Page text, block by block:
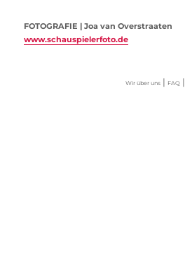
FOTOGRAFIE | Joa van Overstraaten
www.schauspielerfoto.de
Wir über uns| FAQ|